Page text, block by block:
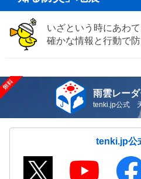
いざという時にあわ
確かな情報と行動で
雨雲レーダ
tenki.jp公式
tenki.jp公